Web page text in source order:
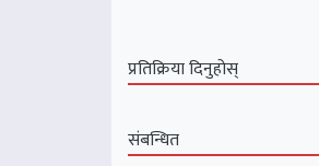
प्रतिक्रिया दिनुहोस्
संबन्धित